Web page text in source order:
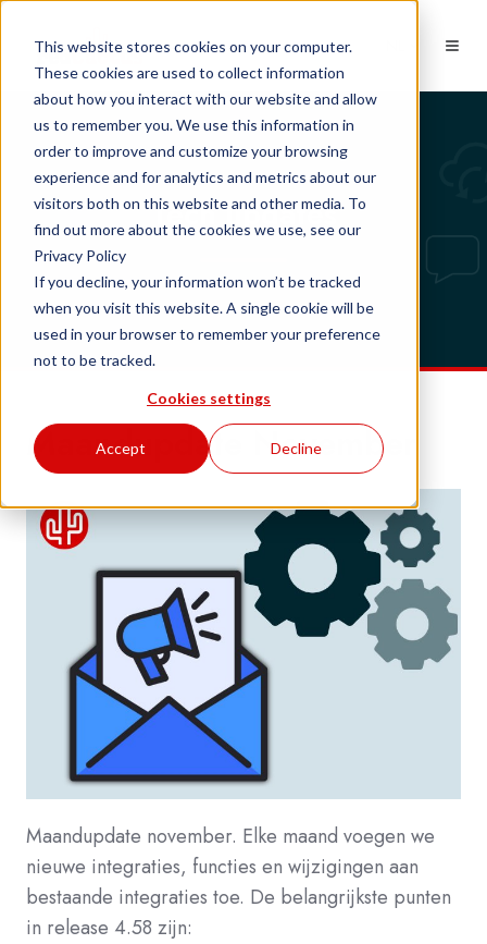
This website stores cookies on your computer.
These cookies are used to collect information
about how you interact with our website and allow
us to remember you. We use this information in
order to improve and customize your browsing
experience and for analytics and metrics about our
visitors both on this website and other media. To
find out more about the cookies we use, see our
Privacy Policy
If you decline, your information won’t be tracked
when you visit this website. A single cookie will be
used in your browser to remember your preference
not to be tracked.
Cookies settings
Accept Decline
Tech updates
Maandupdate November
Maandupdate november. Elke maand voegen we
nieuwe integraties, functies en wijzigingen aan
bestaande integraties toe. De belangrijkste punten
in release 4.58 zijn: